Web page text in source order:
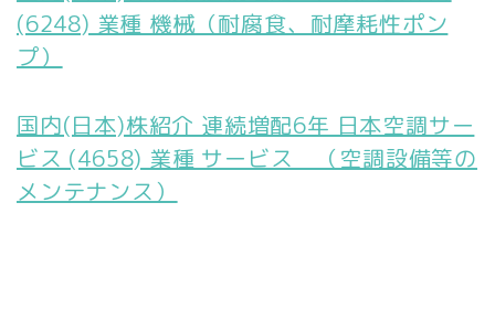
(6248) 業種 機械（耐腐食、耐摩耗性ポン
プ）
国内(日本)株紹介 連続増配6年 日本空調サー
ビス (4658) 業種 サービス （空調設備等の
メンテナンス）